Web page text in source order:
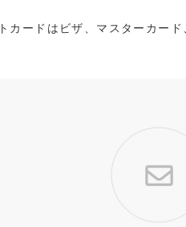
カードはビザ、マスターカード